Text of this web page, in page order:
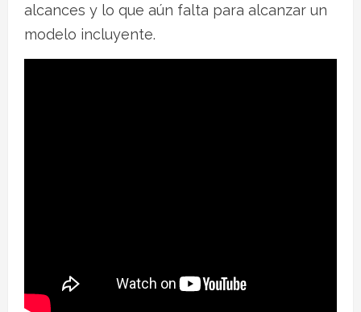
alcances y lo que aún falta para alcanzar un
modelo incluyente.